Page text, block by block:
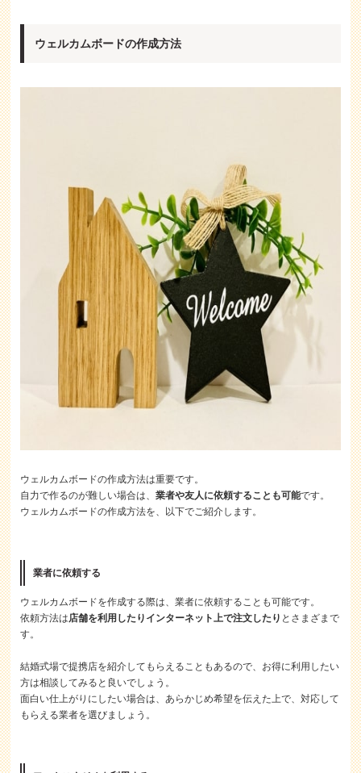
ウェルカムボードの作成方法
ウェルカムボードの作成方法は重要です。
自力で作るのが難しい場合は、業者や友人に依頼することも可能です。
ウェルカムボードの作成方法を、以下でご紹介します。
業者に依頼する
ウェルカムボードを作成する際は、業者に依頼することも可能です。
依頼方法は店舗を利用したりインターネット上で注文したり とさまざまで
す。
結婚式場で提携店を紹介してもらえることもあるので、お得に利用したい
方は相談してみると良いでしょう。
面白い仕上がりにしたい場合は、あらかじめ希望を伝えた上で、対応して
もらえる業者を選びましょう。